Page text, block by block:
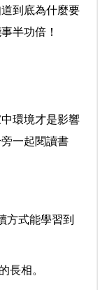
到底為什麼要
半功倍！
環境才是影響
一起閱讀書
方式能學習到
長相。